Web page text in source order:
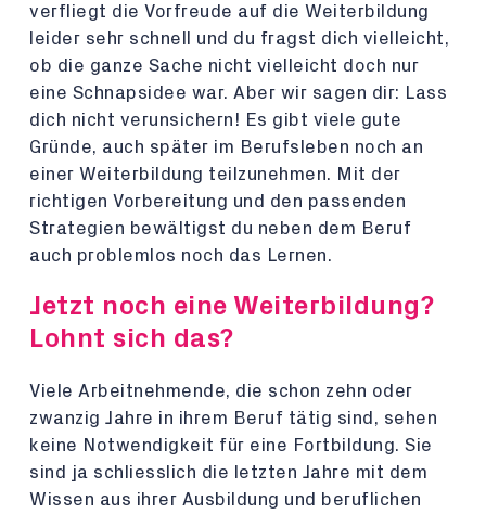
verfliegt die Vorfreude auf die Weiterbildung
leider sehr schnell und du fragst dich vielleicht,
ob die ganze Sache nicht vielleicht doch nur
eine Schnapsidee war. Aber wir sagen dir: Lass
dich nicht verunsichern! Es gibt viele gute
Gründe, auch später im Berufsleben noch an
einer Weiterbildung teilzunehmen. Mit der
richtigen Vorbereitung und den passenden
Strategien bewältigst du neben dem Beruf
auch problemlos noch das Lernen.
Jetzt noch eine Weiterbildung?
Lohnt sich das?
Viele Arbeitnehmende, die schon zehn oder
zwanzig Jahre in ihrem Beruf tätig sind, sehen
keine Notwendigkeit für eine Fortbildung. Sie
sind ja schliesslich die letzten Jahre mit dem
Wissen aus ihrer Ausbildung und beruflichen